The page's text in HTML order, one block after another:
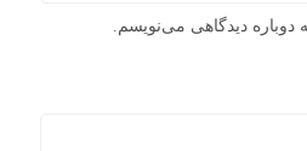
دیدگاهی می‌نویسم.